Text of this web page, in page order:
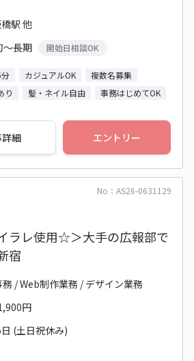
駅 他
～長期
開始日相談OK
カジュアルOK
複数名募集
り 髪・ネイル自由 事務はじめてOK
細 エントリー
No：AS26-0631129
ラレ使用☆＞大手の広報部で
宿
/ Web制作業務 / デザイン業務
円
(土日祝休み)